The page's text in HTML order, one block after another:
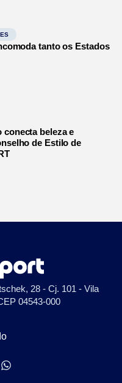
tanto os Estados
conecta beleza e
de Estilo de
28 - Cj. 101 - Vila
04543-000